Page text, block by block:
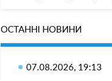
ОСТАННІ НОВИНИ
07.08.2026, 19:13